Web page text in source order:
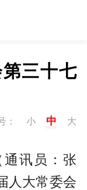
三十七
： 小 中 大
讯员：张
人大常委会